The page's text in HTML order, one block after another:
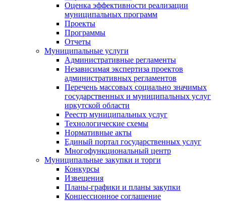
Оценка эффективности реализации
муниципальных программ
Проекты
Программы
Отчеты
Муниципальные услуги
Административные регламенты
Независимая экспертиза проектов
административных регламентов
Перечень массовых социально значимых
государственных и муниципальных услуг
иркутской области
Реестр муниципальных услуг
Технологические схемы
Нормативные акты
Единый портал государственных услуг
Многофункциональный центр
Муниципальные закупки и торги
Конкурсы
Извещения
Планы-графики и планы закупки
Концессионное соглашение